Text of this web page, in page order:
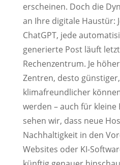
erscheinen. Doch die
an Ihre digitale Haustür:
ChatGPT, jede
generierte Post läuft
Rechenzentrum. Je
Zentren, desto
klimafreundlicher
werden – auch für kleine
sehen wir, dass neue
Nachhaltigkeit in den
Websites oder KI-